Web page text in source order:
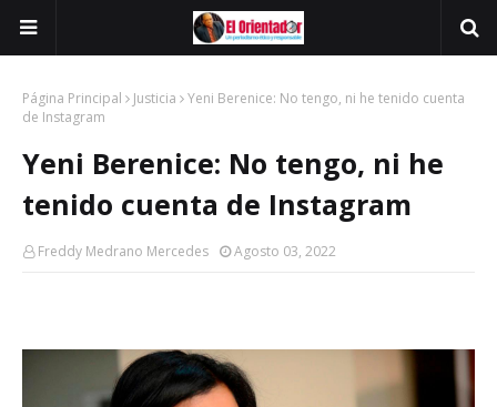
Página Principal Justicia
Yeni Berenice: No tengo, ni he tenido cuenta
de Instagram
Yeni Berenice: No tengo, ni he
tenido cuenta de Instagram
Freddy Medrano Mercedes Agosto 03, 2022